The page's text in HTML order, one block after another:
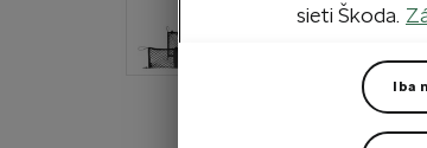
sieti Škoda.
Iba